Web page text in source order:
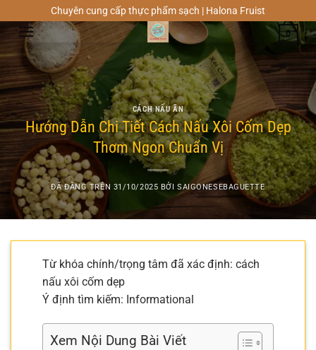
đến
dung
Chuyên cung cấp thực phẩm sạch | Halona Fruist
0
CÁCH NẤU ĂN
Hướng Dẫn Chi Tiết Cách Nấu Xôi Cốm Dẹp
Thơm Ngon Chuẩn Vị
ĐÃ ĐĂNG TRÊN 31/10/2025 BỞISAIGONESEBAGUETTE
Từ khóa chính/trọng tâm đã xác định: cách
nấu xôi cốm dẹp
Ý định tìm kiếm: Informational
Xem Nội Dung Bài Viết